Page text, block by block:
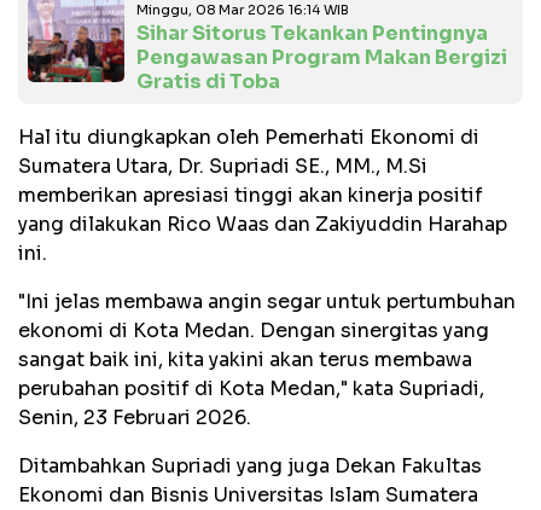
Minggu, 08 Mar 2026 16:14 WIB
Sihar Sitorus Tekankan Pentingnya
Pengawasan Program Makan Bergizi
Gratis di Toba
Hal itu diungkapkan oleh Pemerhati Ekonomi di
Sumatera Utara, Dr. Supriadi SE., MM., M.Si
memberikan apresiasi tinggi akan kinerja positif
yang dilakukan Rico Waas dan Zakiyuddin Harahap
ini.
"Ini jelas membawa angin segar untuk pertumbuhan
ekonomi di Kota Medan. Dengan sinergitas yang
sangat baik ini, kita yakini akan terus membawa
perubahan positif di Kota Medan," kata Supriadi,
Senin, 23 Februari 2026.
Ditambahkan Supriadi yang juga Dekan Fakultas
Ekonomi dan Bisnis Universitas Islam Sumatera